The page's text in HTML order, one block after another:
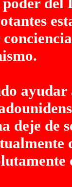
deje de